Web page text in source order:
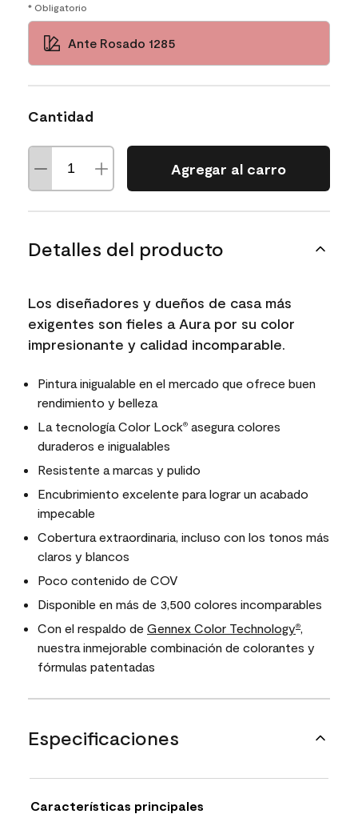
* Obligatorio
Ante Rosado 1285
Cantidad
Agregar al carro
Detalles del producto
Los diseñadores y dueños de casa más
exigentes son fieles a Aura por su color
impresionante y calidad incomparable.
Pintura inigualable en el mercado que ofrece buen
rendimiento y belleza
La tecnología Color Lock® asegura colores
duraderos e inigualables
Resistente a marcas y pulido
Encubrimiento excelente para lograr un acabado
impecable
Cobertura extraordinaria, incluso con los tonos más
claros y blancos
Poco contenido de COV
Disponible en más de 3,500 colores incomparables
Con el respaldo de Gennex Color Technology®,
nuestra inmejorable combinación de colorantes y
fórmulas patentadas
Especificaciones
Características principales